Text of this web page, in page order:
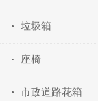
垃圾箱
座椅
市政道路花箱